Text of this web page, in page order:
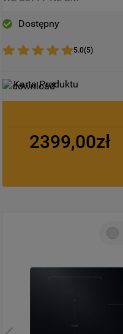
Dostępny
5.0(5)
Karta Produktu
2399,00zł